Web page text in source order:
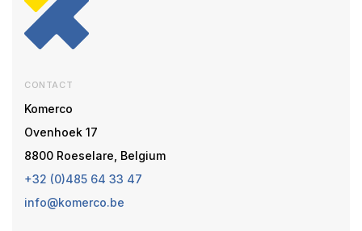
CONTACT
Komerco
Ovenhoek 17
8800 Roeselare, Belgium
+32 (0)485 64 33 47
info@komerco.be